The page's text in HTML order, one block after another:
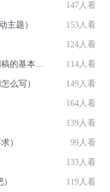
147人看
主题） 153人看
124人看
写新闻稿的基本要求是什么（写新闻稿的基本要求是什么呢） 114人看
么写） 149人看
164人看
139人看
） 99人看
133人看
119人看